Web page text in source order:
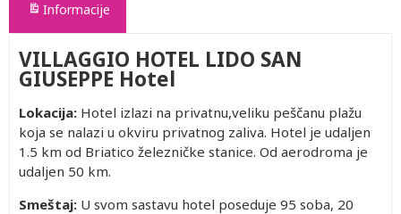
Informacije
VILLAGGIO HOTEL LIDO SAN
GIUSEPPE Hotel
Lokacija: Hotel izlazi na privatnu,veliku peščanu plažu
koja se nalazi u okviru privatnog zaliva. Hotel je udaljen
1.5 km od Briatico železničke stanice. Od aerodroma je
udaljen 50 km.
Smeštaj: U svom sastavu hotel poseduje 95 soba, 20